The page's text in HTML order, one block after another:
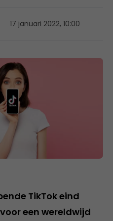
17 januari 2022, 10:00
TikTok eind
een wereldwijd